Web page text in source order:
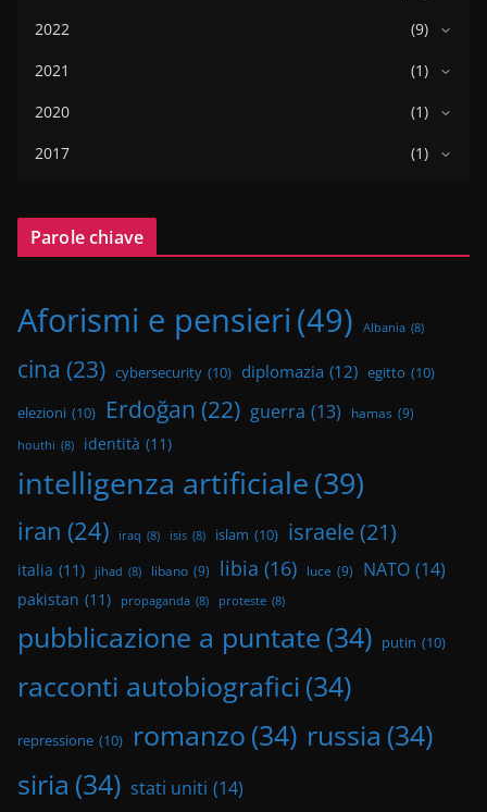
2022
(9)
2021
(1)
2020
(1)
2017
(1)
Parole chiave
Aforismi e pensieri (49) Albania (8)
cina (23) cybersecurity (10) diplomazia (12) egitto (10)
elezioni (10) Erdoğan (22) guerra (13) hamas (9)
houthi (8) identità (11)
intelligenza artificiale(39)
iran (24) iraq (8) isis (8) islam (10) israele(21)
italia (11) jihad (8) libano (9) libia (16) luce (9) NATO (14)
pakistan (11) propaganda (8) proteste (8)
pubblicazione a puntate (34) putin (10)
racconti autobiografici (34)
repressione (10) romanzo (34) russia (34)
siria (34) stati uniti (14)